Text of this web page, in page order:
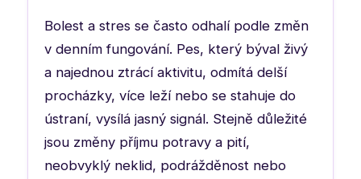
Bolest a stres se často odhalí podle změn
v denním fungování. Pes, který býval živý
a najednou ztrácí aktivitu, odmítá delší
procházky, více leží nebo se stahuje do
ústraní, vysílá jasný signál. Stejně důležité
jsou změny příjmu potravy a pití,
neobvyklý neklid, podrážděnost nebo